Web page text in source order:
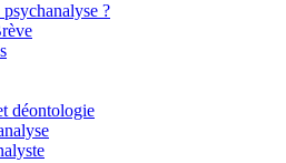
psychanalyse ?
déontologie